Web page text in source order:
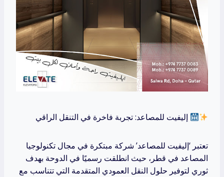
تعتبر ‘إليفيت للمصاعد’ شركة مبتكرة في مجال تكنولوجيا
المصاعد في قطر، حيث انطلقت رسميًا في الدوحة بهدف
ثوري لتوفير حلول النقل العمودي المتقدمة التي تتناسب مع